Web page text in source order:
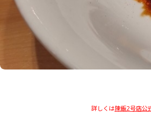
詳しくは陳飯2号店公